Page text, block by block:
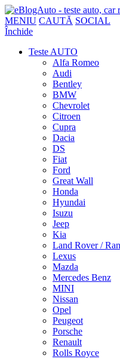
MENIU CAUTĂ SOCIAL
Închide
Teste AUTO
Alfa Romeo
Audi
Bentley
BMW
Chevrolet
Citroen
Cupra
Dacia
DS
Fiat
Ford
Great Wall
Honda
Hyundai
Isuzu
Jeep
Kia
Land Rover /
Lexus
Mazda
Mercedes Benz
MINI
Nissan
Opel
Peugeot
Porsche
Renault
Rolls Royce